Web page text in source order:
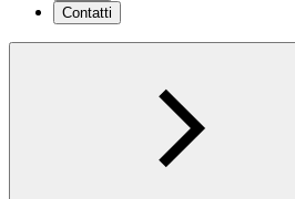
Contatti